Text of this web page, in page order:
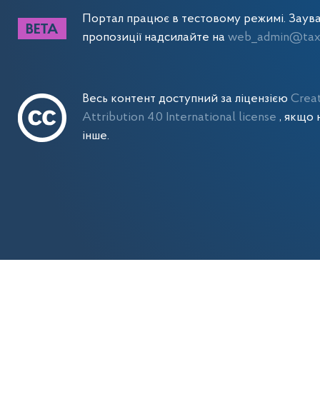
Портал працює в тестовому режимі.
пропозиції надсилайте на
Весь контент доступний за ліцензією
Attribution 4.0 International license , якщо
інше.